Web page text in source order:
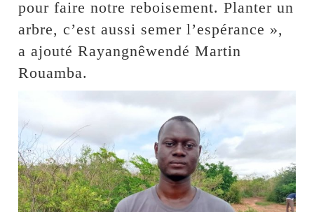
pour faire notre reboisement. Planter un
arbre, c’est aussi semer l’espérance »,
a ajouté Rayangnêwendé Martin
Rouamba.